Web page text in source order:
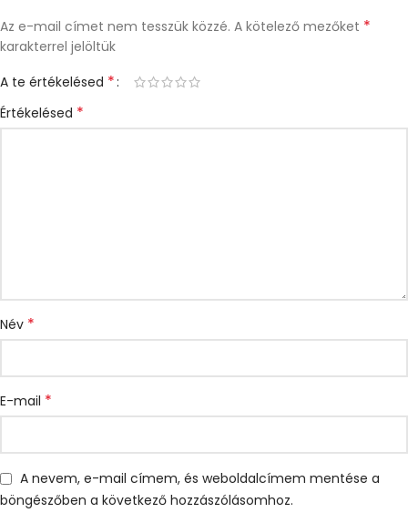
Az e-mail címet nem tesszük közzé. A kötelező mezőket *
karakterrel jelöltük
A te értékelésed *
Értékelésed *
Név *
E-mail *
A nevem, e-mail címem, és weboldalcímem mentése a
böngészőben a következő hozzászólásomhoz.